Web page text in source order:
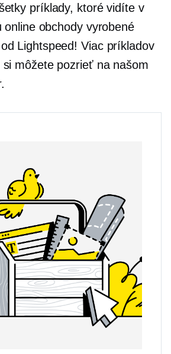
príklady, ktoré vidíte v
obchody vyrobené
Lightspeed! Viac príkladov
môžete pozrieť na našom